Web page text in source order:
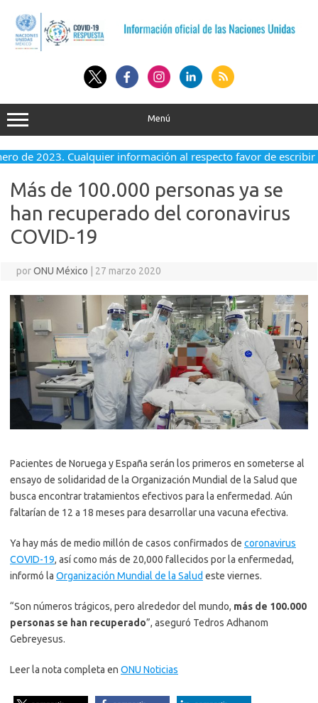
contenido
Menú
de 2023. Cualquier información al respecto favor de escribir
Más de 100.000 personas ya se
han recuperado del coronavirus
COVID-19
porONU México 27 marzo 2020
Pacientes de Noruega y España serán los primeros en someterse al
ensayo de solidaridad de la Organización Mundial de la Salud que
busca encontrar tratamientos efectivos para la enfermedad. Aún
faltarían de 12 a 18 meses para desarrollar una vacuna efectiva.
Ya hay más de medio millón de casos confirmados de coronavirus
COVID-19, así como más de 20,000 fallecidos por la enfermedad,
informó la Organización Mundial de la Salud este viernes.
“Son números trágicos, pero alrededor del mundo, más de 100.000
personas se han recuperado”, aseguró Tedros Adhanom
Gebreyesus.
Leer la nota completa en ONU Noticias